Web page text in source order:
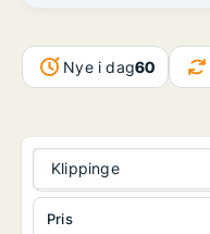
Nye i dag60
Klippinge
Pris